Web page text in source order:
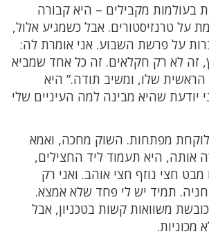
בעולמות מקבילים – היא קבורה
על טרנזיסטורים. אבל כשמגיע אלול,
על פרשת השבוע. אני אומרת לה:
זה לא רק חקלאים. זה כל אחד שמביא
שלו, ומשיב תודה.” היא
יודעת שהיא מבינה למה העיניים שלי
לוקחת מפתחות. השוק מחכה, ואמא
אותה, היא תעמוד ליד החצילים,
חצי נוזף חצי אוהב. ואני רק
תמיד יש לי פחד שלא אמצא.
משוואות קשות בטכניון, אבל
מכוניות.